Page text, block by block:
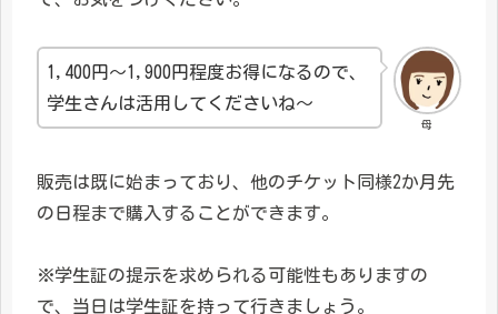
母
1,400円～1,900円程度お得になるので、
学生さんは活用してくださいね～
販売は既に始まっており、他のチケット同様2か月先
の日程まで購入することができます。
※学生証の提示を求められる可能性もありますの
で、当日は学生証を持って行きましょう。